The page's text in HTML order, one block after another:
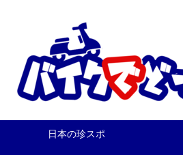
日本の珍スポ